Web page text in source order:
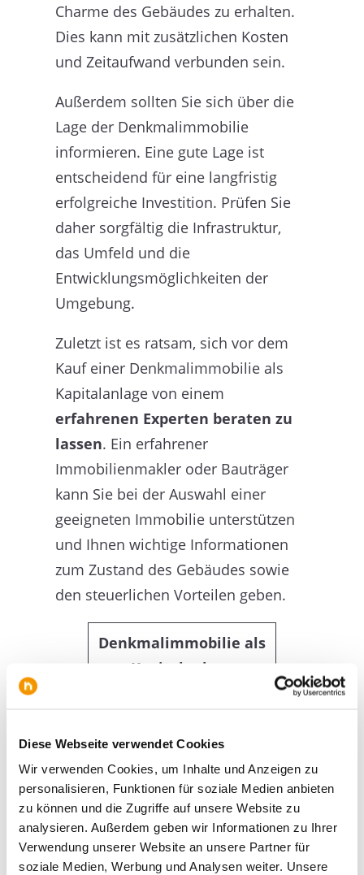
Diese Webseite verwendet Cookies
Wir verwenden Cookies, um Inhalte und Anzeigen zu
personalisieren, Funktionen für soziale Medien anbieten
zu können und die Zugriffe auf unsere Website zu
analysieren. Außerdem geben wir Informationen zu Ihrer
Verwendung unserer Website an unsere Partner für
soziale Medien, Werbung und Analysen weiter. Unsere
Charme des Gebäudes zu erhalten.
Dies kann mit zusätzlichen Kosten
und Zeitaufwand verbunden sein.
Außerdem sollten Sie sich über die
Lage der Denkmalimmobilie
informieren. Eine gute Lage ist
entscheidend für eine langfristig
erfolgreiche Investition. Prüfen Sie
daher sorgfältig die Infrastruktur,
das Umfeld und die
Entwicklungsmöglichkeiten der
Umgebung.
Zuletzt ist es ratsam, sich vor dem
Kauf einer Denkmalimmobilie als
Kapitalanlage von einem
erfahrenen Experten beraten zu
lassen. Ein erfahrener
Immobilienmakler oder Bauträger
kann Sie bei der Auswahl einer
geeigneten Immobilie unterstützen
und Ihnen wichtige Informationen
zum Zustand des Gebäudes sowie
den steuerlichen Vorteilen geben.
Denkmalimmobilie als
Kapitalanlage
mobilien
bieten
hohe
Renditepot
enziale und
steuerliche